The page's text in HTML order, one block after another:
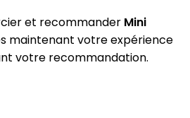
et recommander Mini
maintenant votre expérience
votre recommandation.